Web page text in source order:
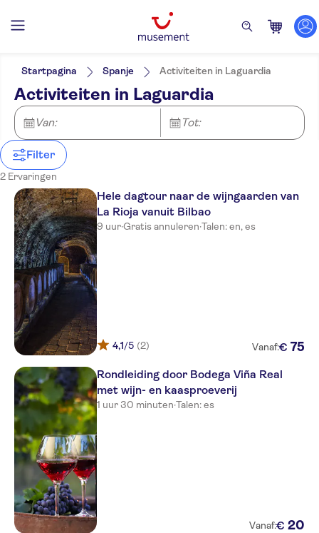
Filters
NO-PICKUP
Ticketopties
Tour met gids
E-Voucher
Instant confirmation
Regenachtige dag
Free cancellation
Excursies & Dagtrips
Proeverijen
Taal
Startpagina Spanje Activiteiten in Laguardia
Activiteiten in Laguardia
Van: Tot:
Filter
2 Ervaringen
Hele dagtour naar de wijngaarden van
La Rioja vanuit Bilbao
9 uur·Gratis annuleren·Talen: en, es
4,1/5 (2) Vanaf:€ 75
Rondleiding door Bodega Viña Real
met wijn- en kaasproeverij
1 uur 30 minuten·Talen: es
Vanaf:€ 20